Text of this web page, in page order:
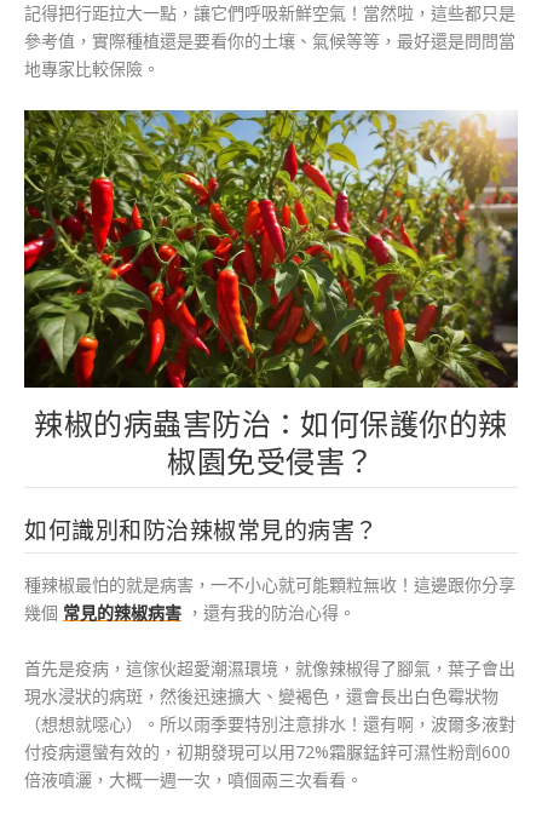
記得把行距拉大一點，讓它們呼吸新鮮空氣！當然啦，這些都只是
參考值，實際種植還是要看你的土壤、氣候等等，最好還是問問當
地專家比較保險。
辣椒的病蟲害防治：如何保護你的辣
椒園免受侵害？
如何識別和防治辣椒常見的病害？
種辣椒最怕的就是病害，一不小心就可能顆粒無收！這邊跟你分享
幾個 常見的辣椒病害 ，還有我的防治心得。
首先是疫病，這傢伙超愛潮濕環境，就像辣椒得了腳氣，葉子會出
現水浸狀的病斑，然後迅速擴大、變褐色，還會長出白色霉狀物
（想想就噁心）。所以雨季要特別注意排水！還有啊，波爾多液對
付疫病還蠻有效的，初期發現可以用72%霜脲錳鋅可濕性粉劑600
倍液噴灑，大概一週一次，噴個兩三次看看。